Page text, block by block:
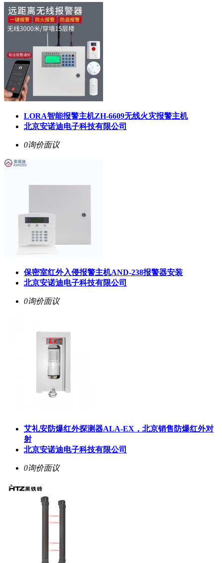
LORA智能报警主机ZH-6609无线火灾报警主机
北京安诺迪电子科技有限公司
0询价面议
保密室红外入侵报警主机AND-238报警器安装
北京安诺迪电子科技有限公司
0询价面议
艾礼安防爆红外探测器ALA-EX，北京销售防爆红外对
射
北京安诺迪电子科技有限公司
0询价面议